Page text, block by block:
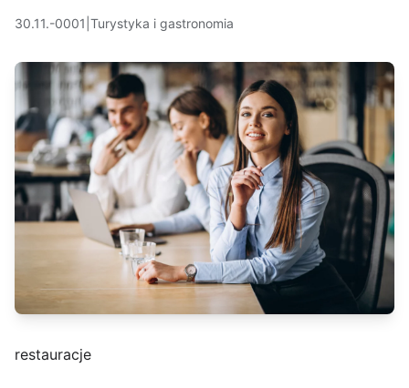
30.11.-0001 Turystyka i gastronomia
restauracje